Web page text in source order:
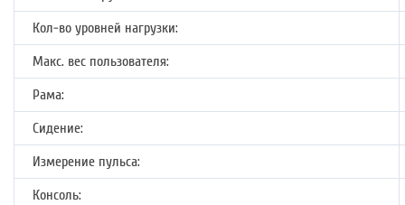
Кол-во уровней нагрузки:
Макс. вес пользователя:
Рама:
Сидение:
Измерение пульса:
Консоль: